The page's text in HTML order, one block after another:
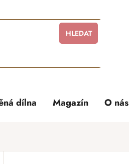
HLEDAT
dílna Magazín O nás